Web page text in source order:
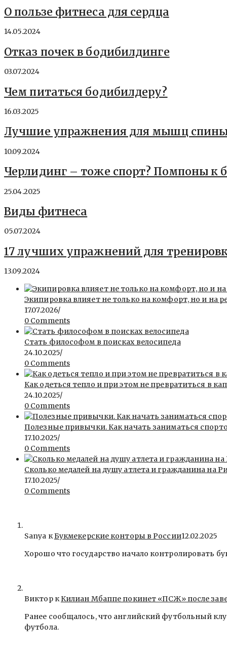
О пользе фитнеса для сердца
14.05.2024
Отказ почек в бодибилдинге
03.07.2024
Чем питаться бодибилдеру?
16.03.2025
Лучшие упражнения для мышц
10.09.2024
Черлидинг – тоже спорт? Помпоны к
25.04.2025
Виды фитнеса
05.07.2024
17 лучших упражнений для
13.09.2024
Экипировка влияет не только на комфорт, но и на
17.07.2026/
0 Comments
Стать философом в поисках велосипеда
24.10.2025/
0 Comments
Как одеться тепло и при этом не превратиться в
24.10.2025/
0 Comments
Полезные привычки. Как начать заниматься
17.10.2025/
0 Comments
Сколько медалей на душу атлета и гражданина на
17.10.2025/
0 Comments
Sanya кБукмекерские конторы в России12.02.2025
Хорошо что государство начало контролировать
Виктор кКилиан Мбаппе покинет «ПСЖ» после
Ранее сообщалось, что английский футбольный
футбола.